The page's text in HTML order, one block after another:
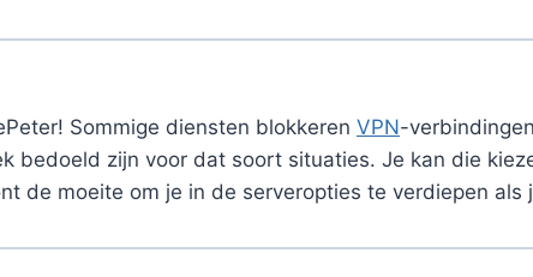
Sommige diensten blokkeren VPN-
bedoeld zijn voor dat soort situaties. Je kan die
de moeite om je in de serveropties te verdiepen als